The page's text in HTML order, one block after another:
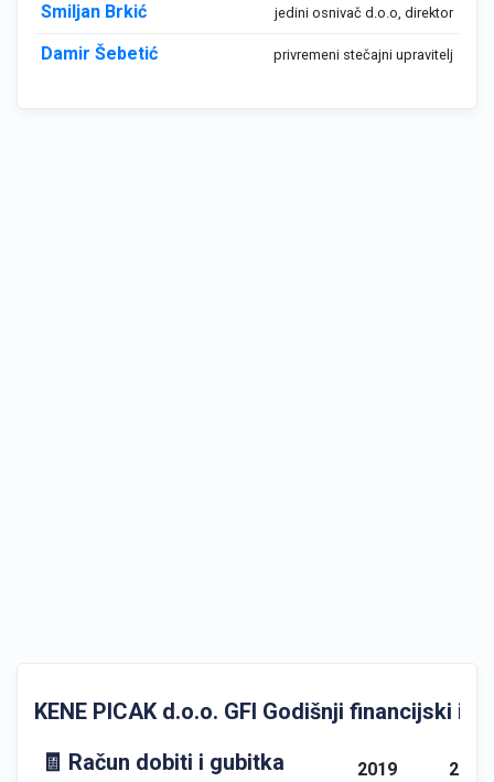
Smiljan Brkić jedini osnivač d.o.o, direktor
Damir Šebetić privremeni stečajni upravitelj
KENE PICAK d.o.o. GFI Godišnji financijski
🧾 Račun dobiti i gubitka
2019 2020